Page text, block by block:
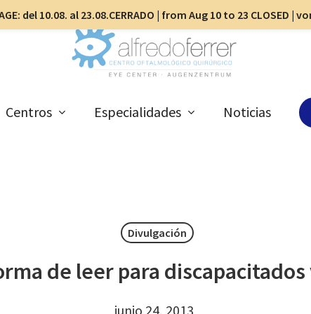
Centros Especialidades Noticias
Divulgación
de leer para
junio 24, 2013
del 10.08. al 23.08.CERRADO | from Aug 10 to 23 CLOSED |